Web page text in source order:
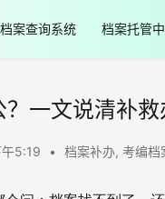
档案查询系统 档案托管
一文说清补
5:19 • 档案补办, 考编档